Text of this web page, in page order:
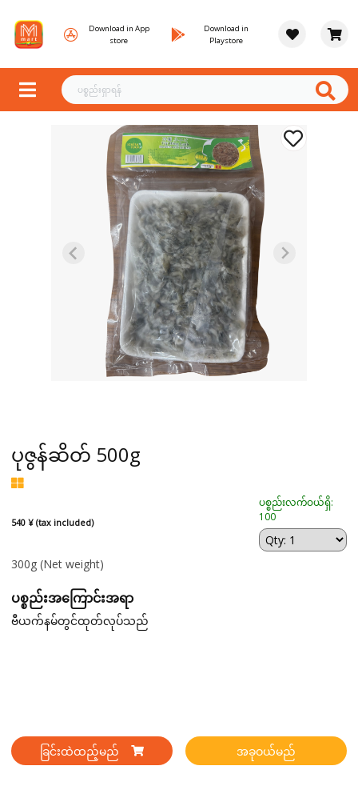
Download in App
store
Download in
Playstore
ပုဇွန်ဆိတ် 500g
540 ¥ (tax included)
ပစ္စည်းလက်ဝယ်ရှိ:
100
300g (Net weight)
ပစ္စည်းအကြောင်းအရာ
ဗီယက်နမ်တွင်ထုတ်လုပ်သည်
ခြင်းထဲထည့်မည် အခုဝယ်မည်